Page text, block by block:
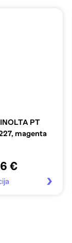
PT
magenta
€